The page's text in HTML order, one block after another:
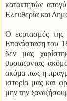
κατακτητών
Ελευθερία και
Ο εορτασμός της
Επανάσταση του
δεν μας
θυσιάζοντας
ακόμα πως η
ιστορία μας και
μην την